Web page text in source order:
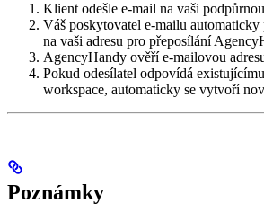
Klient odešle e-mail na vaši
Váš poskytovatel e-mailu
na vaši adresu pro přeposílání
AgencyHandy ověří e-mailovou
Pokud odesílatel odpovídá
workspace, automaticky se vytvoří
Poznámky